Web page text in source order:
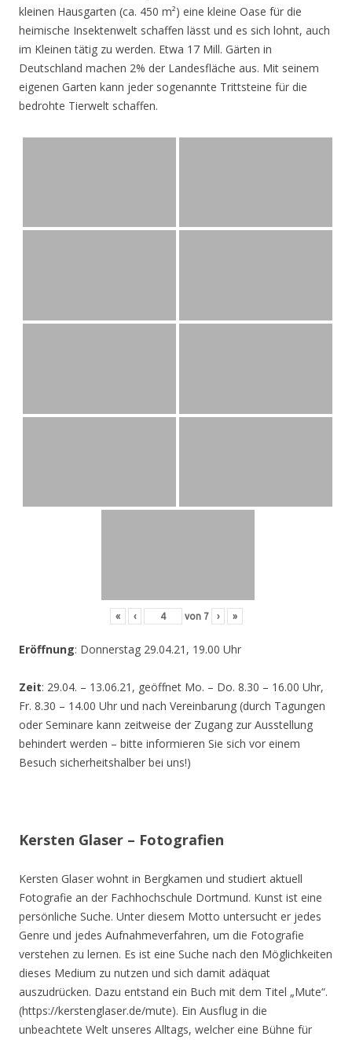
kleinen Hausgarten (ca. 450 m²) eine kleine Oase für die
heimische Insektenwelt schaffen lässt und es sich lohnt, auch
im Kleinen tätig zu werden. Etwa 17 Mill. Gärten in
Deutschland machen 2% der Landesfläche aus. Mit seinem
eigenen Garten kann jeder sogenannte Trittsteine für die
bedrohte Tierwelt schaffen.
« ‹ von 7 › »
Eröffnung: Donnerstag 29.04.21, 19.00 Uhr
Zeit: 29.04. – 13.06.21, geöffnet Mo. – Do. 8.30 – 16.00 Uhr,
Fr. 8.30 – 14.00 Uhr und nach Vereinbarung (durch Tagungen
oder Seminare kann zeitweise der Zugang zur Ausstellung
behindert werden – bitte informieren Sie sich vor einem
Besuch sicherheitshalber bei uns!)
Kersten Glaser – Fotografien
Kersten Glaser wohnt in Bergkamen und studiert aktuell
Fotografie an der Fachhochschule Dortmund. Kunst ist eine
persönliche Suche. Unter diesem Motto untersucht er jedes
Genre und jedes Aufnahmeverfahren, um die Fotografie
verstehen zu lernen. Es ist eine Suche nach den Möglichkeiten
dieses Medium zu nutzen und sich damit adäquat
auszudrücken. Dazu entstand ein Buch mit dem Titel „Mute“.
(https://kerstenglaser.de/mute). Ein Ausflug in die
unbeachtete Welt unseres Alltags, welcher eine Bühne für